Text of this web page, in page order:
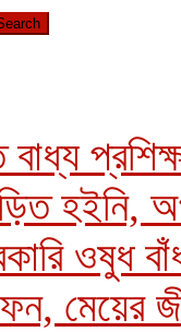
হইনি,
ওষুধ
মেয়ের